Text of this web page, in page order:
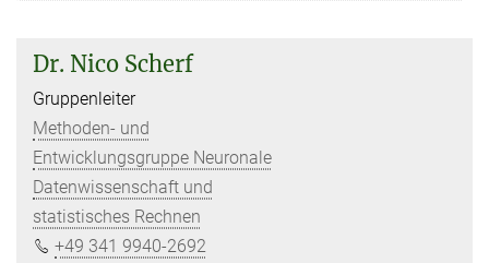
Dr. Nico Scherf
Gruppenleiter
Methoden- und
Entwicklungsgruppe Neuronale
Datenwissenschaft und
statistisches Rechnen
+49 341 9940-2692